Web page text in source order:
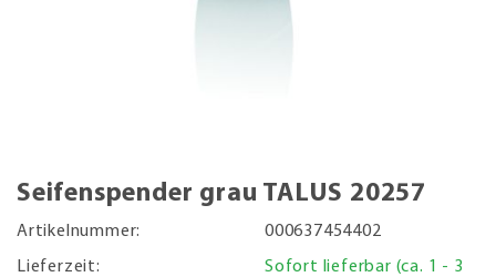
Seifenspender grau TALUS 20257
Artikelnummer:
000637454402
Lieferzeit:
Sofort lieferbar (ca. 1 - 3